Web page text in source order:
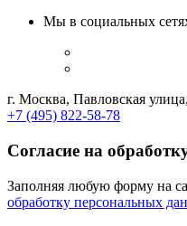
Мы в социальных
г. Москва, Павловская
+7 (495) 822-58-78
Согласие на
Заполняя любую форму на
обработку персональных